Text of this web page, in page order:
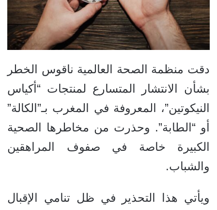
دقت منظمة الصحة العالمية ناقوس الخطر
بشأن الانتشار المتسارع لمنتجات “أكياس
النيكوتين”، المعروفة في المغرب بـ”الكالة”
أو “الطابة”. وحذرت من مخاطرها الصحية
الكبيرة خاصة في صفوف المراهقين
والشباب.
ويأتي هذا التحذير في ظل تنامي الإقبال